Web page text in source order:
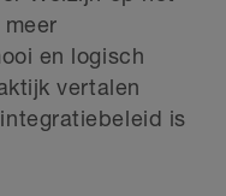
en logisch
vertalen
is